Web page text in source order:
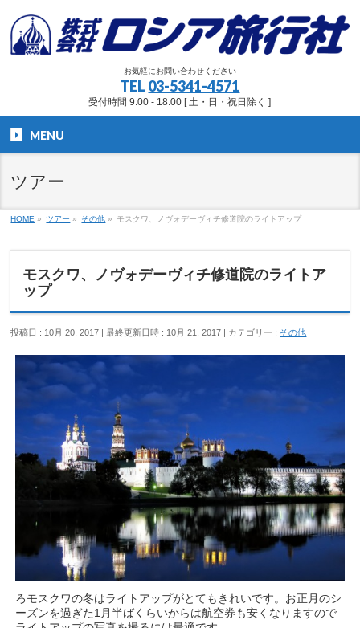
お気軽にお問い合わせください
TEL 03-5341-4571
受付時間 9:00 - 18:00 [ 土・日・祝日除く ]
MENU
ツアー
HOME » ツアー » その他 » モスクワ、ノヴォデーヴィチ修道院のライトアップ
モスクワ、ノヴォデーヴィチ修道院のライトア
ップ
投稿日 : 10月 20, 2017 最終更新日時 : 10月 21, 2017 カテゴリー : その他
ろモスクワの冬はライトアップがとてもきれいです。お正月のシ
ーズンを過ぎた1月半ばくらいからは航空券も安くなりますので